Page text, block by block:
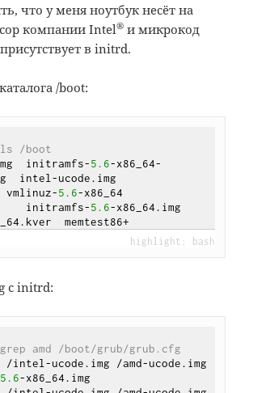
что у меня ноутбук несёт на
компании Intel® и микрокод
в initrd.
/boot:
/boot
initramfs-5.6-x86_64-
intel-ucode.img
vmlinuz-5.6-x86_64
initramfs-5.6-x86_64.img
с initrd:
amd /boot/grub/grub.cfg
5.6-x86_64.img